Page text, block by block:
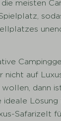
meisten
nicht auf
dann
ideale Lösung
Safarizelt